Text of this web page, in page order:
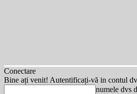
Conectare
Bine ați venit! Autentificați-vă in contul
numele dvs